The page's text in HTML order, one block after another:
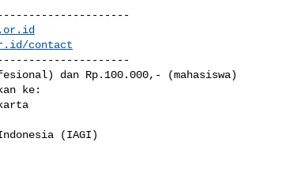
contact
dan Rp.100.000,- (mahasiswa)
ke:
(IAGI)